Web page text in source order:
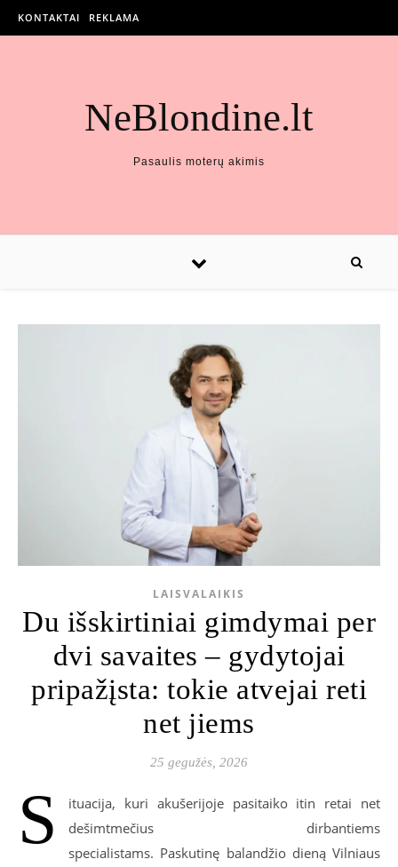
KONTAKTAI REKLAMA
NeBlondine.lt
Pasaulis moterų akimis
LAISVALAIKIS
Du išskirtiniai gimdymai per
dvi savaites – gydytojai
pripažįsta: tokie atvejai reti
net jiems
25 gegužės, 2026
S
ituacija, kuri akušerijoje pasitaiko itin retai net
dešimtmečius dirbantiems
specialistams. Paskutinę balandžio dieną Vilniaus